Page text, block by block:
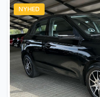
Isofix
Service OK
Servostyring
NYHED